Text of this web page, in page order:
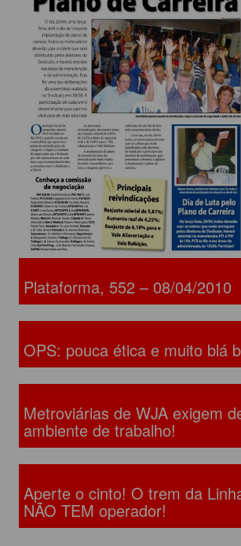
Plataforma, 552 – 08/04/2010
OPS: pouca ética e muito blá
Metroviárias de WJA exigem
ambiente de trabalho!
Aperte o cinto! O trem da
NÃO TEM operador!